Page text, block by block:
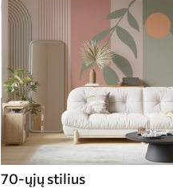
70-ųjų stilius